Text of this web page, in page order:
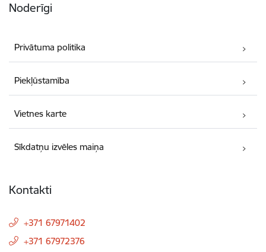
Noderīgi
Privātuma politika
Piekļūstamība
Vietnes karte
Sīkdatņu izvēles maiņa
Kontakti
+371 67971402
+371 67972376